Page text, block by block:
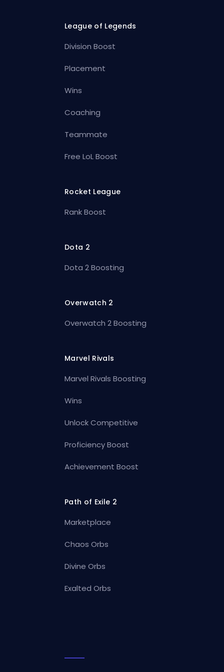
League of Legends
Division Boost
Placement
Wins
Coaching
Teammate
Free LoL Boost
Rocket League
Rank Boost
Dota 2
Dota 2 Boosting
Overwatch 2
Overwatch 2 Boosting
Marvel Rivals
Marvel Rivals Boosting
Wins
Unlock Competitive
Proficiency Boost
Achievement Boost
Path of Exile 2
Marketplace
Chaos Orbs
Divine Orbs
Exalted Orbs